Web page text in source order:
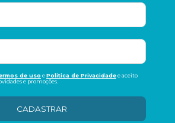
de uso ePolitica de Privacidadee aceito
e promoções.
CADASTRAR